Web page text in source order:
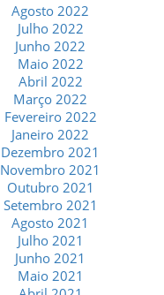
Agosto 2022
Julho 2022
Junho 2022
Maio 2022
Abril 2022
Março 2022
Fevereiro 2022
Janeiro 2022
Dezembro 2021
Novembro 2021
Outubro 2021
Setembro 2021
Agosto 2021
Julho 2021
Junho 2021
Maio 2021